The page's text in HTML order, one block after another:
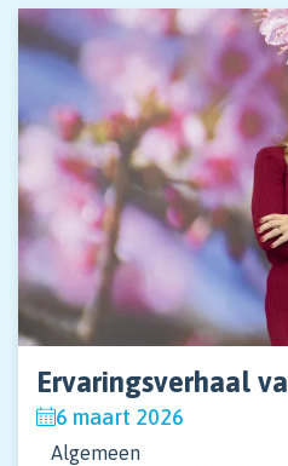
Ervaringsverhaal
6 maart 2026
Algemeen